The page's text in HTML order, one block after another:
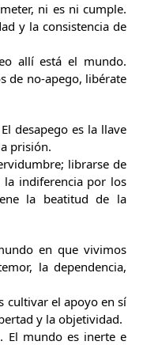
ni es ni cumple.
y la consistencia de
allí está el mundo.
de no-apego, libérate
desapego es la llave
prisión.
librarse de
la indiferencia por los
la beatitud de la
en que vivimos
la dependencia,
cultivar el apoyo en sí
y la objetividad.
El mundo es inerte e